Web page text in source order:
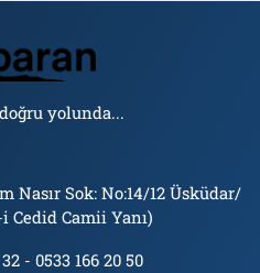
yolunda...
Nasır Sok: No:14/12 Üsküdar/
Cedid Camii Yanı)
- 0533 166 20 50